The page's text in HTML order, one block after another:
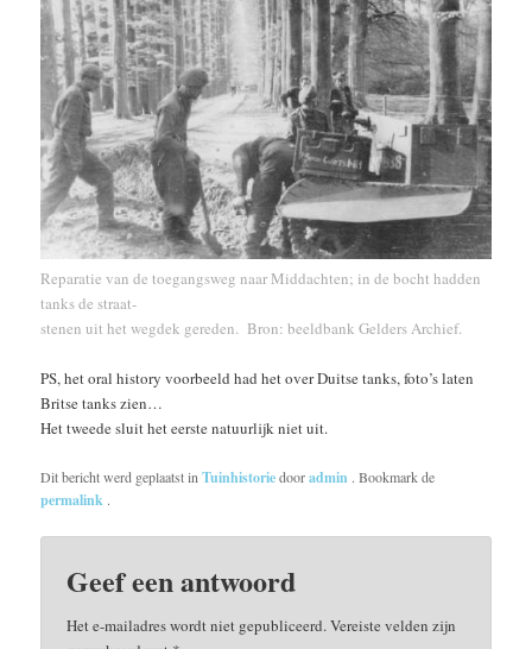
Reparatie van de toegangsweg naar Middachten; in de bocht hadden
tanks de straat-
stenen uit het wegdek gereden. Bron: beeldbank Gelders Archief.
PS, het oral history voorbeeld had het over Duitse tanks, foto’s laten
Britse tanks zien…
Het tweede sluit het eerste natuurlijk niet uit.
Dit bericht werd geplaatst inTuinhistoriedooradmin . Bookmark de
permalink .
Geef een antwoord
Het e-mailadres wordt niet gepubliceerd. Vereiste velden zijn